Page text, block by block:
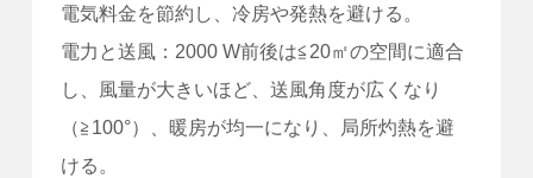
電気料金を節約し、冷房や発熱を避ける。
電力と送風：2000 W前後は≦20㎡の空間に適合
し、風量が大きいほど、送風角度が広くなり
（≧100°）、暖房が均一になり、局所灼熱を避
ける。